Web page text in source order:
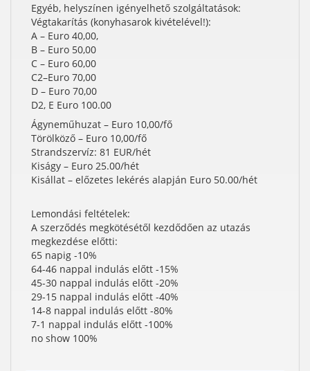
Egyéb, helyszínen igényelhető szolgáltatások:
Végtakarítás (konyhasarok kivételével!):
A – Euro 40,00,
B – Euro 50,00
C – Euro 60,00
C2–Euro 70,00
D – Euro 70,00
D2, E Euro 100.00
Ágyneműhuzat – Euro 10,00/fő
Törölköző – Euro 10,00/fő
Strandszervíz: 81 EUR/hét
Kiságy – Euro 25.00/hét
Kisállat – előzetes lekérés alapján Euro 50.00/hét
Lemondási feltételek:
A szerződés megkötésétől kezdődően az utazás
megkezdése előtti:
65 napig -10%
64-46 nappal indulás előtt -15%
45-30 nappal indulás előtt -20%
29-15 nappal indulás előtt -40%
14-8 nappal indulás előtt -80%
7-1 nappal indulás előtt -100%
no show 100%